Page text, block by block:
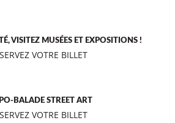
VISITEZ MUSÉES ET EXPOSITIONS !
VOTRE BILLET
BALADE STREET ART
VOTRE BILLET